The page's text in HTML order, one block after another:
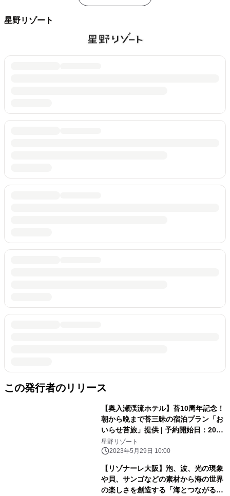
星野リゾート
この発行者のリリース
【奥入瀬渓流ホテル】苔10周年記念！
朝から晩まで苔三昧の宿泊プラン「お
いらせ苔旅」提供 | 予約開始日：2023
年6月13日／期間：2023年6月24日〜
2024年6月19日
星野リゾート
2023年5月29日 10:00
【リゾナーレ大阪】泡、波、光の現象
や貝、サンゴなどの素材から海の世界
の楽しさを創造する「海とつながるア